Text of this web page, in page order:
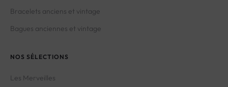
Bracelets anciens et vintage
Bagues anciennes et vintage
NOS SÉLECTIONS
Les Merveilles